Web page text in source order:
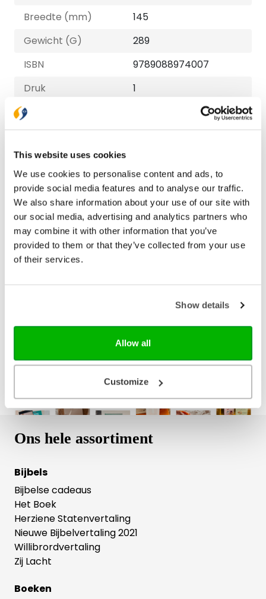
This website uses cookies
We use cookies to personalise content and ads, to
provide social media features and to analyse our traffic.
We also share information about your use of our site with
our social media, advertising and analytics partners who
may combine it with other information that you’ve
provided to them or that they’ve collected from your use
of their services.
Show details
Allow all
Customize
Breedte (mm)
145
Gewicht (G)
289
ISBN
9789088974007
Druk
1
Verschijningsdatum
Auteur
Diverse Auteurs
Illustrator
Geert Lammers
Taal
Nederlands
Aantal pagina's
96
Bezorging binnen 1–2 werkdagen
Ons hele assortiment
Bijbels
Bijbelse cadeaus
Het Boek
Herziene Statenvertaling
Nieuwe Bijbelvertaling 2021
Willibrordvertaling
Zij Lacht
Boeken